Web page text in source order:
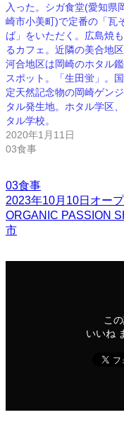
入った。シガ食堂(愛知県
崎市小美町)で定番の「瓦
ば」をいただく。広島焼
るカフェ。近隣の美合地区
河合地区は岡崎のホタル
スポット。「生田蛍」。
定天然記念物の岡崎ゲン
タル発生地。ホタル学区
タル学校。
2020年1月11日
03食事
03食事
2023年10月10日オー
ORGANIC PASSION
市
こ
いいね